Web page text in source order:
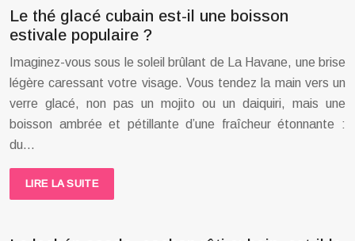
Le thé glacé cubain est-il une boisson
estivale populaire ?
Imaginez-vous sous le soleil brûlant de La Havane, une brise
légère caressant votre visage. Vous tendez la main vers un
verre glacé, non pas un mojito ou un daiquiri, mais une
boisson ambrée et pétillante d’une fraîcheur étonnante :
du…
LIRE LA SUITE